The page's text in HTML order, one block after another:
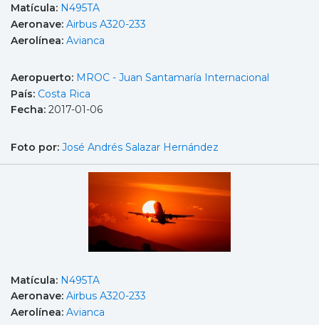
Matícula: N495TA
Aeronave: Airbus A320-233
Aerolínea: Avianca
Aeropuerto: MROC - Juan Santamaría Internacional
País: Costa Rica
Fecha: 2017-01-06
Foto por: José Andrés Salazar Hernández
Matícula: N495TA
Aeronave: Airbus A320-233
Aerolínea: Avianca